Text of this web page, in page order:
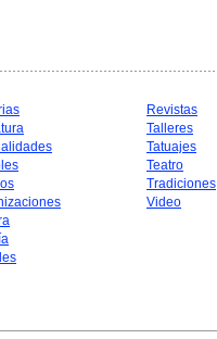
Revistas
Talleres
Tatuajes
Teatro
Tradiciones
Video